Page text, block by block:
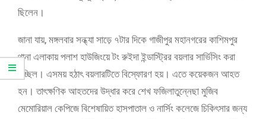
ছিলেন।
জানা যায়, মঙ্গলবার সন্ধ্যা সাড়ে ৭টার দিকে গাজীপুর মহানগরের কাশিমপুর
থানা এলাকায় পলাশ হাউজিংয়ে টং রুইদা ইন্ডাস্ট্রির বয়লার সার্ভিসিং করা
হচ্ছিল। এসময় হঠাৎ বয়লারটিতে বিস্ফোরণ হয়। এতে কয়েকজন আহত
হন। তাৎক্ষণিক আহতদের উদ্ধার করে শেখ ফজিলাতুন্নেছা মুজিব
মেমোরিয়াল কেপিজে বিশেষায়িত হাসপাতাল ও নার্সিং কলেজে চিকিৎসার জন্য